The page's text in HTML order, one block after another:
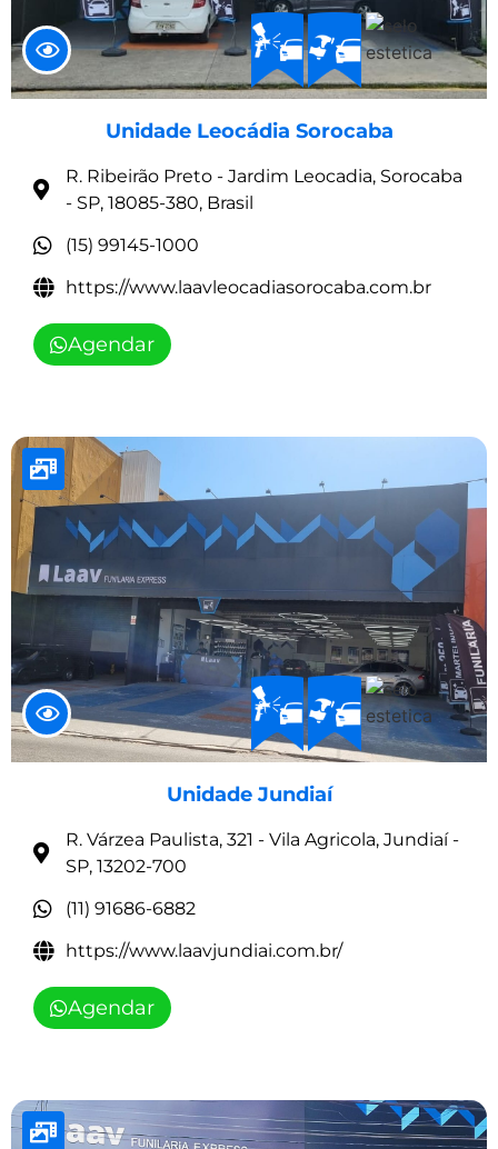
Unidade Leocádia Sorocaba
R. Ribeirão Preto - Jardim Leocadia, Sorocaba
- SP, 18085-380, Brasil
(15) 99145-1000
https://www.laavleocadiasorocaba.com.br
Agendar
Unidade Jundiaí
R. Várzea Paulista, 321 - Vila Agricola, Jundiaí -
SP, 13202-700
(11) 91686-6882
https://www.laavjundiai.com.br/
Agendar